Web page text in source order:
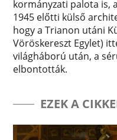
kormányzati palota is,
1945 előtti külső
hogy a Trianon utáni
Vöröskereszt Egylet)
világháború után, a
elbontották.
EZEK A